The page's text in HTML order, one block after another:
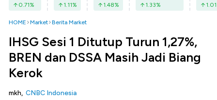
0.71% 1.11% 1.48% 1.33% 1.01
HOME Market Berita Market
IHSG Sesi 1 Ditutup Turun 1,27%,
BREN dan DSSA Masih Jadi Biang
Kerok
mkh, CNBC Indonesia